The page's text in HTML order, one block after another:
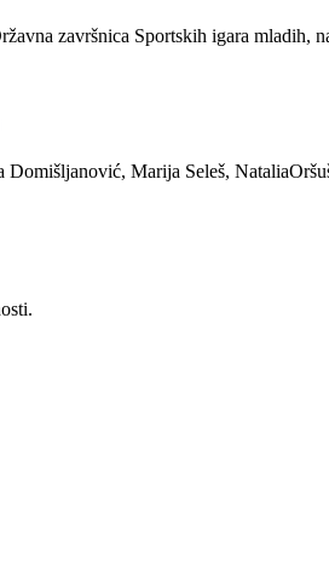
završnica Sportskih igara mladih,
Domišljanović, Marija Seleš,